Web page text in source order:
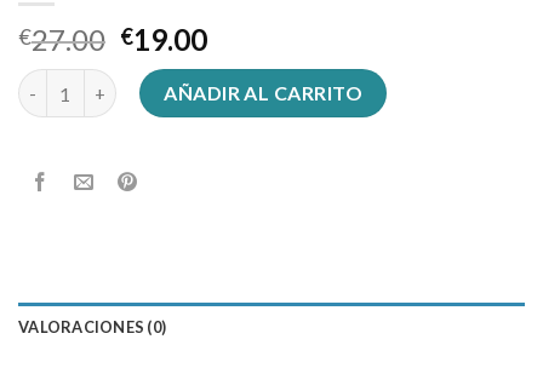
€27.00 €19.00
sombreros vaqueros cantidadAÑADIR AL CARRITO
VALORACIONES (0)